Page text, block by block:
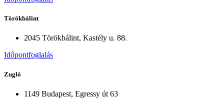
Törökbálint
2045 Törökbálint, Kastély u. 88.
Időpontfoglalás
Zugló
1149 Budapest, Egressy út 63